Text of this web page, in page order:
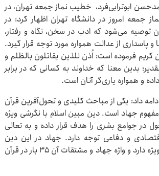
ابوترابی‌فرد، خطیب نماز جمعه تهران، در
جمعه امروز در دانشگاه تهران اظهار کرد: در
توصیه می‌شود که ادب در سخن، نگاه و رفتار،
پاسداری از عدالت همواره مورد توجه قرار گیرد.
کریم فرموده است: اُذن للذین یقاتلون بالظلم و
بدین معنا که خداوند به کسانی که در برابر
و همواره یاری‌گر آنان است.
داد: یکی از مباحث کلیدی و تحول‌آفرین قرآن
جهاد است. دین مبین اسلام با نگرشی ویژه
در جوامع بشری را هدف قرار داده و به تعالی
و دفاعی توجه دارد. جهاد در این دین
جایگاهی استثنایی و ویژه دارد و واژه جهاد و مشتقات آن ۳۵ بار در قرآن